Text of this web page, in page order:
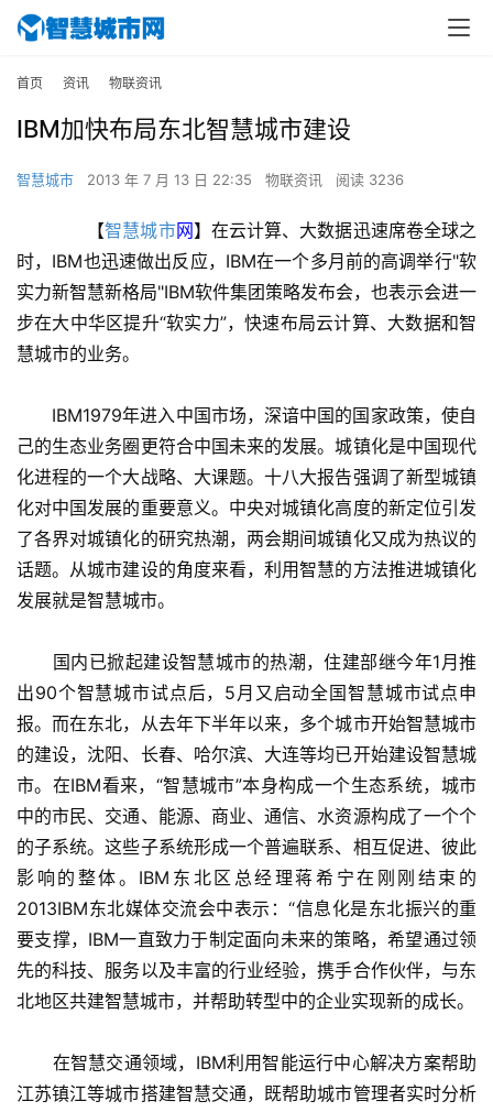
首页 资讯 物联资讯
IBM加快布局东北智慧城市建设
智慧城市 2013 年 7 月 13 日 22:35 物联资讯 阅读 3236
【智慧城市网】在云计算、大数据迅速席卷全球之
时，IBM也迅速做出反应，IBM在一个多月前的高调举行"软
实力新智慧新格局"IBM软件集团策略发布会，也表示会进一
步在大中华区提升“软实力”，快速布局云计算、大数据和智
慧城市的业务。
IBM1979年进入中国市场，深谙中国的国家政策，使自
己的生态业务圈更符合中国未来的发展。城镇化是中国现代
化进程的一个大战略、大课题。十八大报告强调了新型城镇
化对中国发展的重要意义。中央对城镇化高度的新定位引发
了各界对城镇化的研究热潮，两会期间城镇化又成为热议的
话题。从城市建设的角度来看，利用智慧的方法推进城镇化
发展就是智慧城市。
国内已掀起建设智慧城市的热潮，住建部继今年1月推
出90个智慧城市试点后，5月又启动全国智慧城市试点申
报。而在东北，从去年下半年以来，多个城市开始智慧城市
的建设，沈阳、长春、哈尔滨、大连等均已开始建设智慧城
市。在IBM看来，“智慧城市”本身构成一个生态系统，城市
中的市民、交通、能源、商业、通信、水资源构成了一个个
的子系统。这些子系统形成一个普遍联系、相互促进、彼此
影响的整体。IBM东北区总经理蒋希宁在刚刚结束的
2013IBM东北媒体交流会中表示：“信息化是东北振兴的重
要支撑，IBM一直致力于制定面向未来的策略，希望通过领
先的科技、服务以及丰富的行业经验，携手合作伙伴，与东
北地区共建智慧城市，并帮助转型中的企业实现新的成长。
在智慧交通领域，IBM利用智能运行中心解决方案帮助
江苏镇江等城市搭建智慧交通，既帮助城市管理者实时分析